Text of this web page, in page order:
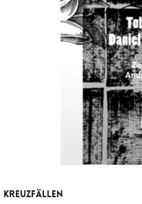
KREUZFÄLLEN